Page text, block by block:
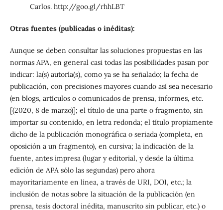
Carlos. http://goo.gl/rhhLBT
Otras fuentes (publicadas o inéditas):
Aunque se deben consultar las soluciones propuestas en las
normas APA, en general casi todas las posibilidades pasan por
indicar: la(s) autoría(s), como ya se ha señalado; la fecha de
publicación, con precisiones mayores cuando así sea necesario
(en blogs, artículos o comunicados de prensa, informes, etc.
[(2020, 8 de marzo)]; el título de una parte o fragmento, sin
importar su contenido, en letra redonda; el título propiamente
dicho de la publicación monográfica o seriada (completa, en
oposición a un fragmento), en cursiva; la indicación de la
fuente, antes impresa (lugar y editorial, y desde la última
edición de APA sólo las segundas) pero ahora
mayoritariamente en línea, a través de URI, DOI, etc.; la
inclusión de notas sobre la situación de la publicación (en
prensa, tesis doctoral inédita, manuscrito sin publicar, etc.) o